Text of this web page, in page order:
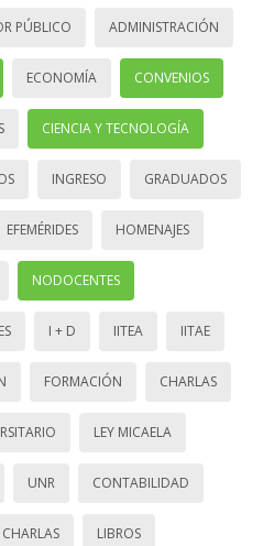
PÚBLICO ADMINISTRACIÓN
ECONOMÍA CONVENIOS
CIENCIA Y TECNOLOGÍA
INGRESO GRADUADOS
EFEMÉRIDES HOMENAJES
NODOCENTES
I + D IITEA IITAE
FORMACIÓN CHARLAS
LEY MICAELA
UNR CONTABILIDAD
CHARLAS LIBROS